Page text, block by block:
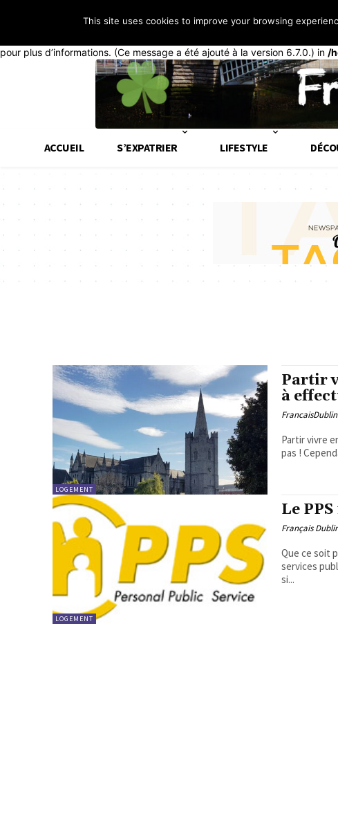
: La fonction _load_textdomain_just_in_time a été appelée de façon
pour plus d’informations. (Ce message a été ajouté à la version 6.7.0.) in /
ACCUEIL S’EXPATRIER LIFESTYLE
LOGEMENT
Partir
à
FrancaisDublin
Partir vivre
pas !
LOGEMENT
Le
Français
Que ce soit
services
si...
This site uses cookies to improve your browsing